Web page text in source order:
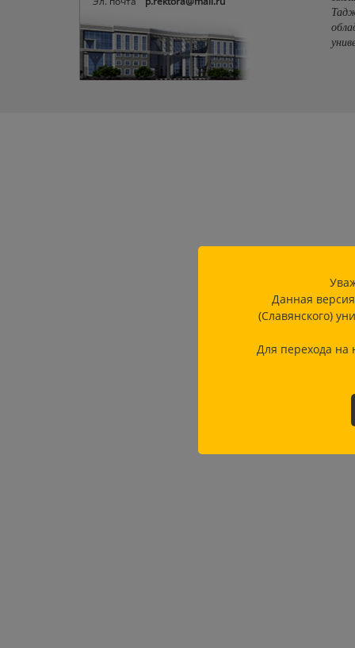
Данная
(Славянского)
Для перехода на